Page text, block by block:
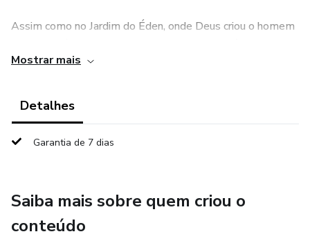
Assim como no Jardim do Éden, onde Deus criou o homem
chamado para que você, mulher, descubra e viva a
Mostrar mais
Detalhes
Garantia de 7 dias
Saiba mais sobre quem criou o
conteúdo